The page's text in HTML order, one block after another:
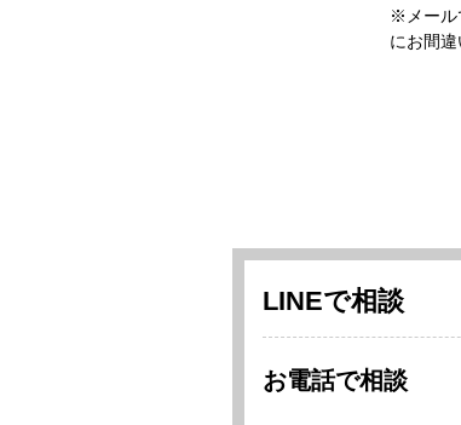
※メール
にお間違
LINEで相談
お電話で相談